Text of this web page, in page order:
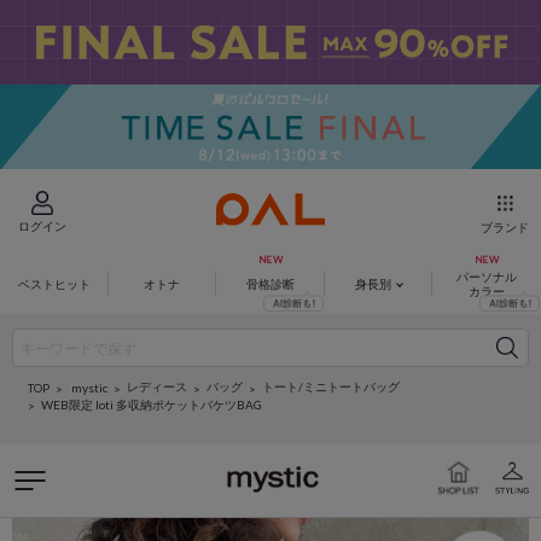
ログイン ブランド
ベストヒット オトナ 骨格診断 身長別
パーソナル
カラー
TOP mystic レディース バッグ
トート/ミニトートバッグ
WEB限定 loti 多収納ポケットバケツBAG